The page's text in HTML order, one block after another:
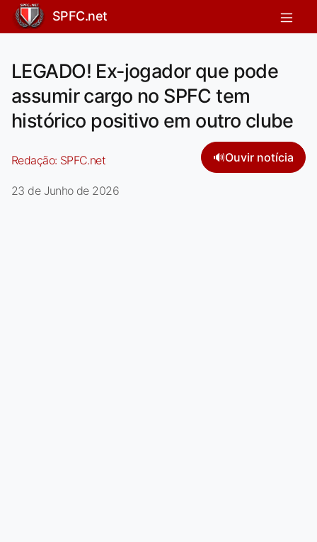
SPFC.net
LEGADO! Ex-jogador que pode
assumir cargo no SPFC tem
histórico positivo em outro clube
Redação: SPFC.net 🔊Ouvir notícia
23 de Junho de 2026